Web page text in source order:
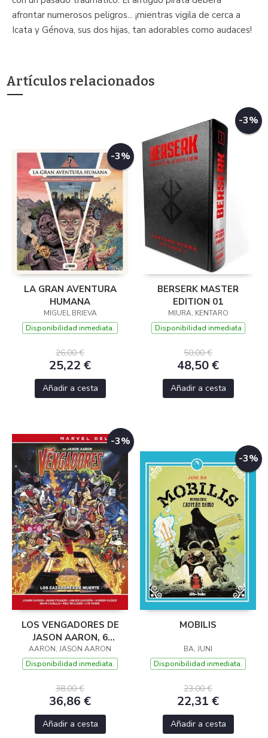
afrontar numerosos peligros... ¡mientras vigila de cerca a
Icata y Génova, sus dos hijas, tan adorables como audaces!
Artículos relacionados
-3%
LA GRAN AVENTURA
HUMANA
MIGUEL BRIEVA
Disponibilidad inmediata.
26,00 €
25,22 €
Añadir a cesta
-3%
BERSERK MASTER
EDITION 01
MIURA, KENTARO
Disponibilidad inmediata
50,00 €
48,50 €
Añadir a cesta
-3%
LOS VENGADORES DE
JASON AARON, 6
(MARVEL NOW! DELUXE)
AARON, JASON AARON
Disponibilidad inmediata.
38,00 €
36,86 €
Añadir a cesta
-3%
MOBILIS
BA, JUNI
Disponibilidad inmediata.
23,00 €
22,31 €
Añadir a cesta